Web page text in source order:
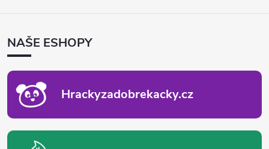
ANAŠE ESHOPY
Hrackyzadobrekacky.cz